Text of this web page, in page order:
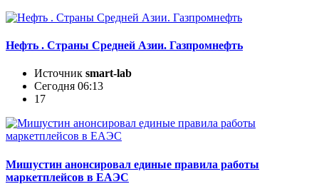
Нефть . Страны Средней Азии. Газпромнефть
Источник smart-lab
Сегодня 06:13
17
Мишустин анонсировал единые правила работы
маркетплейсов в ЕАЭС